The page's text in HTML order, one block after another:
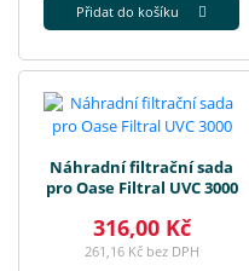
Přidat do košíku
Náhradní filtrační sada
pro Oase Filtral UVC 3000
316,00 Kč
261,16 Kč bez DPH